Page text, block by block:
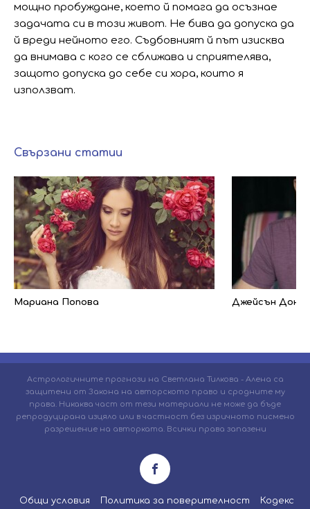
мощно пробуждане, което й помага да осъзнае
задачата си в този живот. Не бива да допуска да
й вреди нейното его. Съдбовният й път изисква
да внимава с кого се сближава и сприятелява,
защото допуска до себе си хора, които я
използват.
Свързани статии
Мариана Попова Джейсън
Астрологичните прогнози на Светлана Тилкова - Алена са
защитени от Закона на авторското право и сродните му
права. Никаква част от тези материали не може да бъде
репродуцирана изцяло или в частност без изричното писмено
разрешение на авторката. Всички права запазени
Общи условия Политика за поверителност
Кодекс